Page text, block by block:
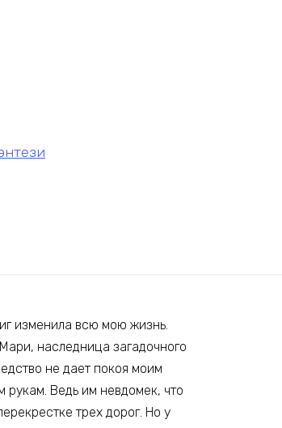
изменила всю мою жизнь.
наследница загадочного
не дает покоя моим
Ведь им невдомек, что
трех дорог. Но у